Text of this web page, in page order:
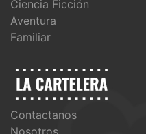
Ciencia Ficción
Aventura
Familiar
Contactanos
Nosotros